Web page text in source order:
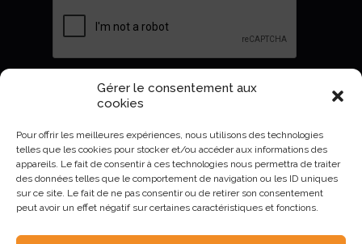
Gérer le consentement aux
cookies
Pour offrir les meilleures expériences, nous utilisons des technologies
telles que les cookies pour stocker et/ou accéder aux informations des
appareils. Le fait de consentir à ces technologies nous permettra de traiter
des données telles que le comportement de navigation ou les ID uniques
sur ce site. Le fait de ne pas consentir ou de retirer son consentement
peut avoir un effet négatif sur certaines caractéristiques et fonctions.
Envoyer